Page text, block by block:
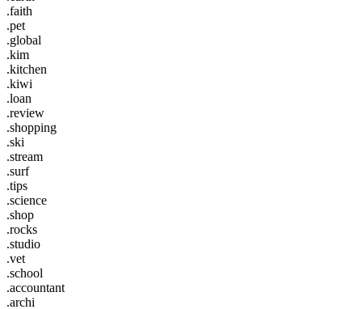
.faith
.pet
.global
.kim
.kitchen
.kiwi
.loan
.review
.shopping
.ski
.stream
.surf
.tips
.science
.shop
.rocks
.studio
.vet
.school
.accountant
.archi